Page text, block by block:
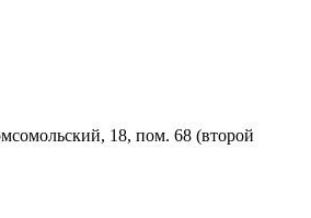
18, пом. 68 (второй